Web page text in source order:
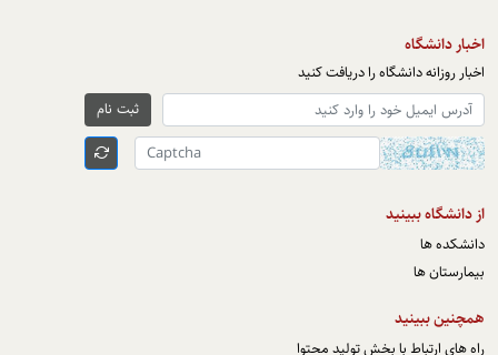
اخبار دانشگاه
اخبار روزانه دانشگاه را دریافت کنید
ثبت نام
از دانشگاه ببینید
دانشکده ها
بیمارستان ها
همچنین ببینید
راه های ارتباط با بخش تولید محتوا